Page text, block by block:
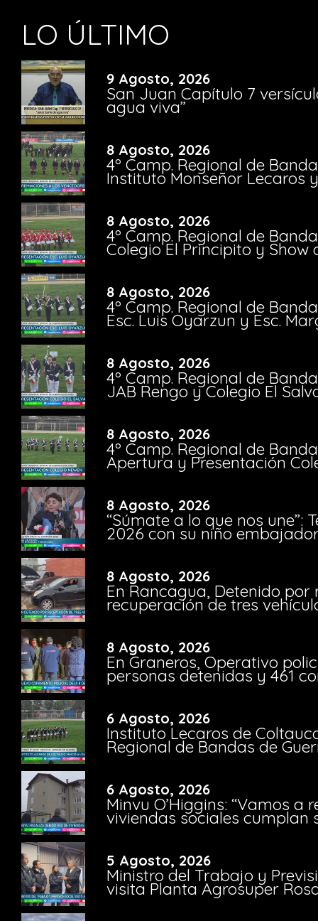
LO ÚLTIMO
9 Agosto, 2026
San Juan Capítulo 7
agua viva”
8 Agosto, 2026
4º Camp. Regional de
Instituto Monseñor Lecaros
8 Agosto, 2026
4º Camp. Regional de
Colegio El Principito y Show
8 Agosto, 2026
4º Camp. Regional de
Esc. Luis Oyarzun y Esc.
8 Agosto, 2026
4º Camp. Regional de
JAB Rengo y Colegio El
8 Agosto, 2026
4º Camp. Regional de
Apertura y Presentación
8 Agosto, 2026
“Súmate a lo que nos une”:
2026 con su niño
8 Agosto, 2026
En Rancagua, Detenido por
recuperación de tres
8 Agosto, 2026
En Graneros, Operativo
personas detenidas y 461
6 Agosto, 2026
Instituto Lecaros de
Regional de Bandas de
6 Agosto, 2026
Minvu O’Higgins: “Vamos a
viviendas sociales cumplan
5 Agosto, 2026
Ministro del Trabajo y
visita Planta Agrosuper